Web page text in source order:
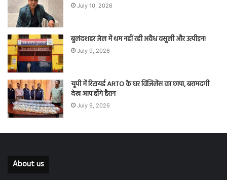
July 10, 2026
बुलंदशहर जेल में थम नहीं रही अवैध वसूली और उत्पीड़न!
July 9, 2026
यूपी में रिटायर्ड ARTO के घर विजिलेंस का छापा, बरामदगी
देख आप होंगे हैरान
July 9, 2026
About us